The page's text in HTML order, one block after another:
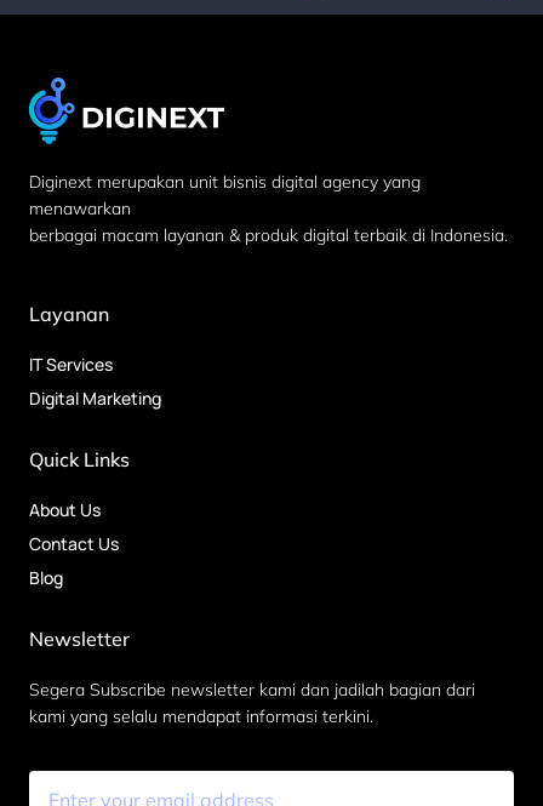
Diginext merupakan unit bisnis digital agency yang
menawarkan
berbagai macam layanan & produk digital terbaik di Indonesia.
Layanan
IT Services
Digital Marketing
Quick Links
About Us
Contact Us
Blog
Newsletter
Segera Subscribe newsletter kami dan jadilah bagian dari
kami yang selalu mendapat informasi terkini.